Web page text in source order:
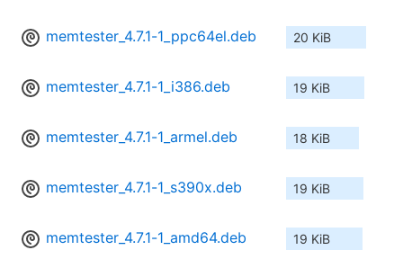
memtester_4.7.1-1_ppc64el.deb 20 KiB
memtester_4.7.1-1_i386.deb 19 KiB
memtester_4.7.1-1_armel.deb 18 KiB
memtester_4.7.1-1_s390x.deb 19 KiB
memtester_4.7.1-1_amd64.deb 19 KiB